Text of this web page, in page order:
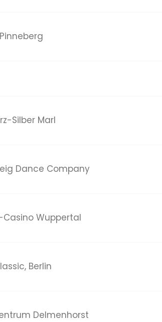
Silber Marl
Dance Company
Wuppertal
Berlin
Delmenhorst